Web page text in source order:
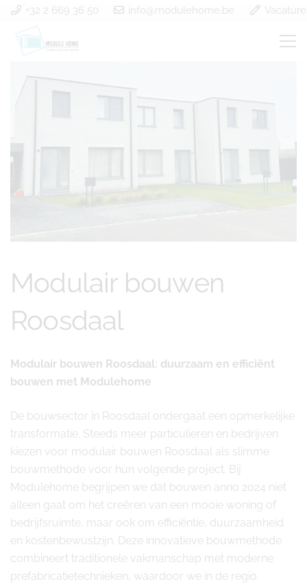
+32 2 669 36 50 info@modulehome.be
Modulair bouwen
Roosdaal
Modulair bouwen Roosdaal: duurzaam en efficiënt
bouwen met Modulehome
De bouwsector in Roosdaal ondergaat een opmerkelijke
transformatie. Steeds meer particulieren en bedrijven
kiezen voor modulair bouwen Roosdaal als slimme
bouwmethode voor hun volgende project. Bij
Modulehome begrijpen we dat bouwen anno 2024 niet
alleen gaat om het creëren van een mooie woning of
bedrijfsruimte, maar ook om efficiëntie, duurzaamheid
en kostenbewustzijn. Deze innovatieve bouwmethode
combineert traditionele vakmanschap met moderne
prefabricatietechnieken, waardoor we in de regio